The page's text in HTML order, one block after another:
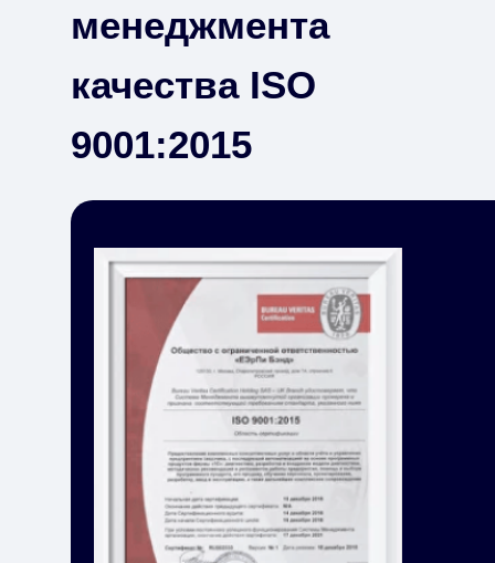
менеджмента
качества ISO
9001:2015